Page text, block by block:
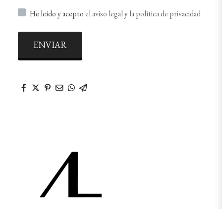
He leído y aceptoel aviso legalyla política de privacidad
ENVIAR